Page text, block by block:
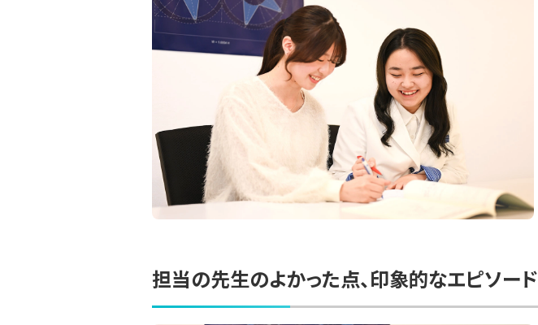
担当の先生のよかった点、印象的なエピソード